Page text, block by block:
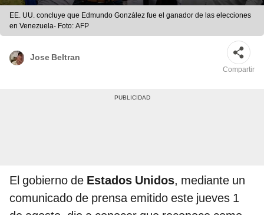
EE. UU. concluye que Edmundo González fue el ganador de las elecciones
en Venezuela- Foto: AFP
Jose Beltran
Compartir
El gobierno de Estados Unidos, mediante un
comunicado de prensa emitido este jueves 1